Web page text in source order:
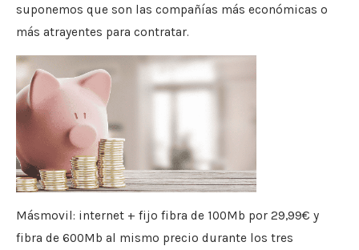
suponemos que son las compañías más económicas o
más atrayentes para contratar.
Másmovil: internet + fijo fibra de 100Mb por 29,99€ y
fibra de 600Mb al mismo precio durante los tres